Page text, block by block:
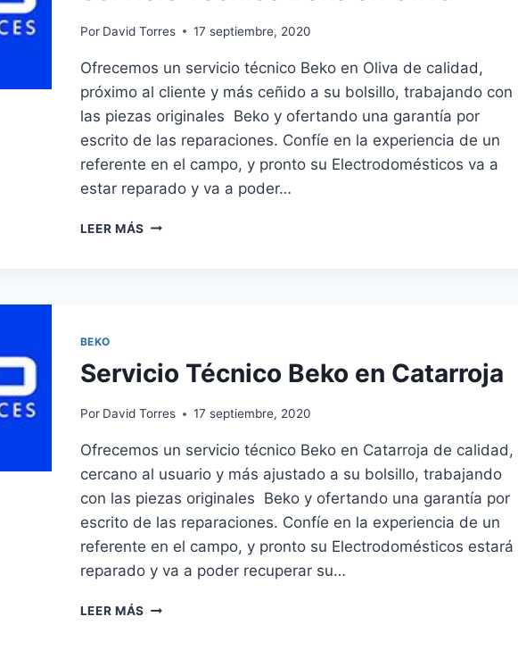
Por David Torres 17 septiembre, 2020
Ofrecemos un servicio técnico Beko en Oliva de calidad,
próximo al cliente y más ceñido a su bolsillo, trabajando con
las piezas originales Beko y ofertando una garantía por
escrito de las reparaciones. Confíe en la experiencia de un
referente en el campo, y pronto su Electrodomésticos va a
estar reparado y va a poder…
LEER MÁS SERVICIO
BEKO
Servicio Técnico Beko en Catarroja
Por David Torres 17 septiembre, 2020
Ofrecemos un servicio técnico Beko en Catarroja de calidad,
cercano al usuario y más ajustado a su bolsillo, trabajando
con las piezas originales Beko y ofertando una garantía por
escrito de las reparaciones. Confíe en la experiencia de un
referente en el campo, y pronto su Electrodomésticos estará
reparado y va a poder recuperar su…
LEER MÁS SERVICIO